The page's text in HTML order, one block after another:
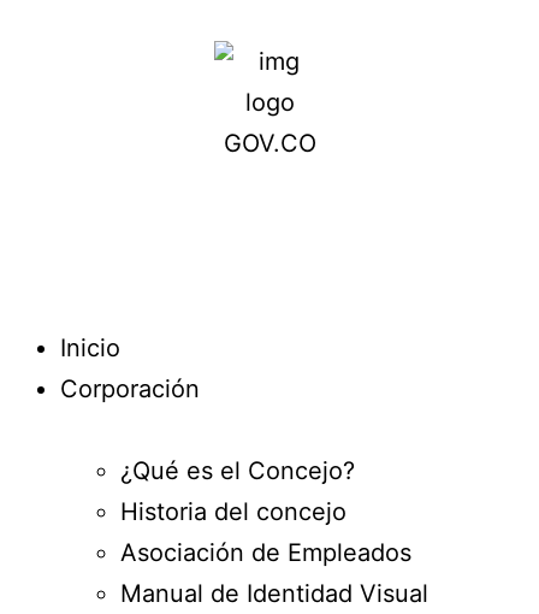
Inicio
Corporación
¿Qué es el Concejo?
Historia del concejo
Asociación de Empleados
Manual de Identidad Visual